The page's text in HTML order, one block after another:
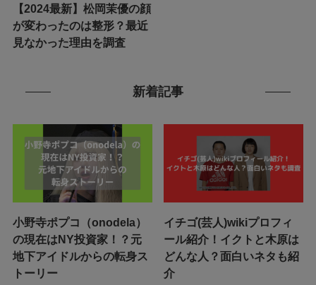
【2024最新】松岡茉優の顔
が変わったのは整形？最近
見なかった理由を調査
新着記事
小野寺ポプコ（onodela）
の現在はNY投資家！？元
地下アイドルからの転身ス
トーリー
イチゴ(芸人)wikiプロフィ
ール紹介！イクトと木原は
どんな人？面白いネタも紹
介